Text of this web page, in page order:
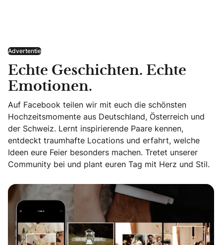
Advertentie
Echte Geschichten. Echte
Emotionen.
Auf Facebook teilen wir mit euch die schönsten
Hochzeitsmomente aus Deutschland, Österreich und
der Schweiz. Lernt inspirierende Paare kennen,
entdeckt traumhafte Locations und erfahrt, welche
Ideen eure Feier besonders machen. Tretet unserer
Community bei und plant euren Tag mit Herz und Stil.
Echte Geschichten. Echte Emotionen.